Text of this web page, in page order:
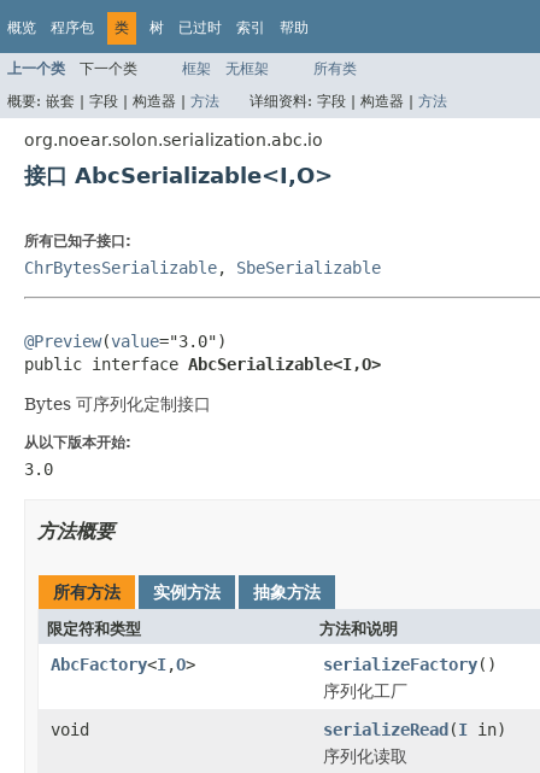
概览 程序包 类 树 已过时 索引 帮助
上一个类 下一个类 框架 无框架
所有类
概要: 嵌套 | 字段 | 构造器 | 方法 详细资料: 字段 | 构造器 | 方法
org.noear.solon.serialization.abc.io
接口 AbcSerializable<I,O>
所有已知子接口:
ChrBytesSerializable, SbeSerializable
@Preview(value="3.0")
public interface AbcSerializable<I,O>
Bytes 可序列化定制接口
从以下版本开始:
3.0
方法概要
所有方法 实例方法 抽象方法
限定符和类型 方法和说明
AbcFactory<I,O> serializeFactory()
序列化工厂
void
serializeRead(I in)
序列化读取